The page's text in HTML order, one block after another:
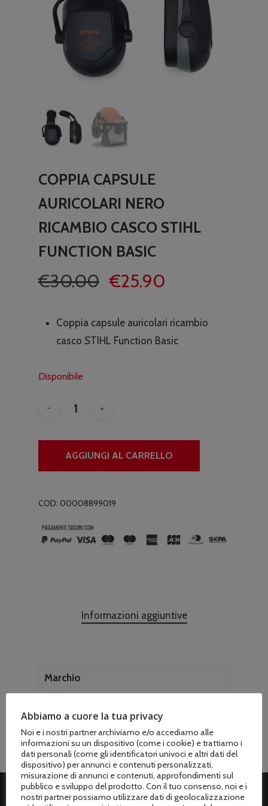
COPPIA CAPSULE
AURICOLARI NERO
RICAMBIO CASCO STIHL
FUNCTION BASIC
€30.00 Il
originale
era:
€25.90
attuale
è:
Coppia capsule auricolari ricambio
casco STIHL Function Basic
Disponibile
AGGIUNGI AL CARRELLO
COD: 00008899019
Informazioni aggiuntive
Marchio
Stihl
Abbiamo a cuore la tua privacy
Noi e i nostri partner archiviamo e/o accediamo alle
informazioni su un dispositivo (come i cookie) e trattiamo i
dati personali (come gli identificatori univoci e altri dati del
dispositivo) per annunci e contenuti personalizzati,
misurazione di annunci e contenuti, approfondimenti sul
pubblico e sviluppo del prodotto. Con il tuo consenso, noi e i
nostri partner possiamo utilizzare dati di geolocalizzazione